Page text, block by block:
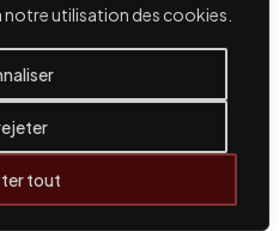
utilisation des cookies.
tout